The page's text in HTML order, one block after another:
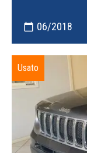
calendar_today 06/2018
Usato